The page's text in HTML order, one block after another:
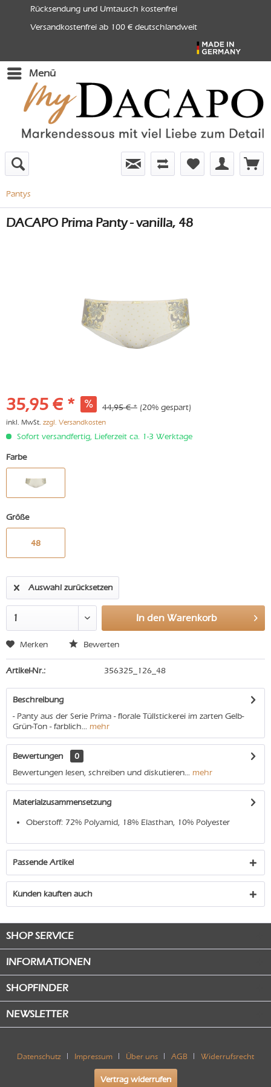
Rücksendung und Umtausch kostenfrei
Versandkostenfrei ab 100 € deutschlandweit
Menü
Pantys
DACAPO Prima Panty - vanilla, 48
35,95 € * 44,95 € * (20% gespart)
inkl. MwSt. zzgl. Versandkosten
Sofort versandfertig, Lieferzeit ca. 1-3 Werktage
Farbe
Größe
48
Auswahl zurücksetzen
In den Warenkorb
Merken Bewerten
Artikel-Nr.: 356325_126_48
Beschreibung
- Panty aus der Serie Prima - florale Tüllstickerei im zarten Gelb-
Grün-Ton - farblich... mehr
Bewertungen
0
Bewertungen lesen, schreiben und diskutieren... mehr
Materialzusammensetzung
Oberstoff: 72% Polyamid, 18% Elasthan, 10% Polyester
Passende Artikel
Kunden kauften auch
SHOP SERVICE
INFORMATIONEN
SHOPFINDER
NEWSLETTER
Datenschutz Impressum Über uns AGB Widerrufsrecht
Vertrag widerrufen